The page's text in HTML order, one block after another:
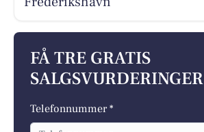
FÅ TRE GRATIS
SALGSVURDERINGER
Telefonnummer *